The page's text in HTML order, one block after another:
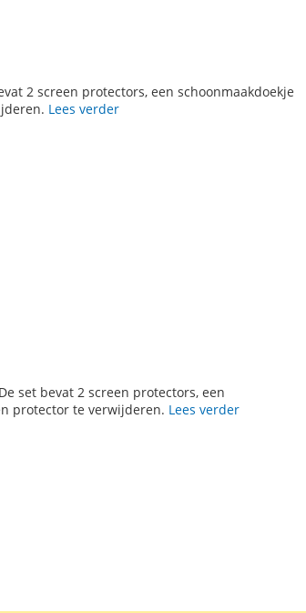
2 screen protectors, een schoonmaakdoekje
Lees verder
set bevat 2 screen protectors, een
protector te verwijderen. Lees verder